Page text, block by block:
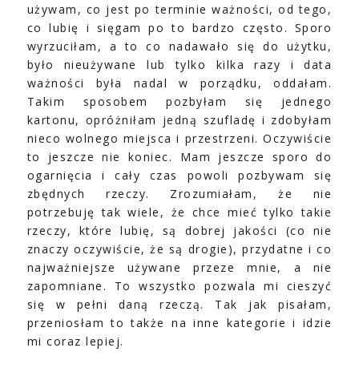
używam, co jest po terminie ważności, od tego,
co lubię i sięgam po to bardzo często. Sporo
wyrzuciłam, a to co nadawało się do użytku,
było nieużywane lub tylko kilka razy i data
ważności była nadal w porządku, oddałam.
Takim sposobem pozbyłam się jednego
kartonu, opróżniłam jedną szufladę i zdobyłam
nieco wolnego miejsca i przestrzeni. Oczywiście
to jeszcze nie koniec. Mam jeszcze sporo do
ogarnięcia i cały czas powoli pozbywam się
zbędnych rzeczy. Zrozumiałam, że nie
potrzebuję tak wiele, że chce mieć tylko takie
rzeczy, które lubię, są dobrej jakości (co nie
znaczy oczywiście, że są drogie), przydatne i co
najważniejsze używane przeze mnie, a nie
zapomniane. To wszystko pozwala mi cieszyć
się w pełni daną rzeczą. Tak jak pisałam,
przeniosłam to także na inne kategorie i idzie
mi coraz lepiej.